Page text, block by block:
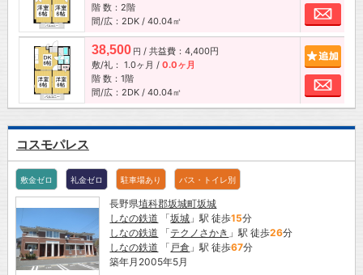
階 数：2階
間/広：2DK / 40.04㎡
お
38,500 円 / 共益費：4,400円
敷/礼： 1.0ヶ月 / 0.0ヶ月
階 数：1階
間/広：2DK / 40.04㎡
お
コスモパレス
敷金ゼロ 礼金ゼロ 駐車場あり バス・トイレ別
長野県埴科郡坂城町坂城
しなの鉄道 「坂城 」駅 徒歩15分
しなの鉄道 「テクノさかき 」駅 徒歩26分
しなの鉄道 「 戸倉 」駅 徒歩67分
築年月2005年5月